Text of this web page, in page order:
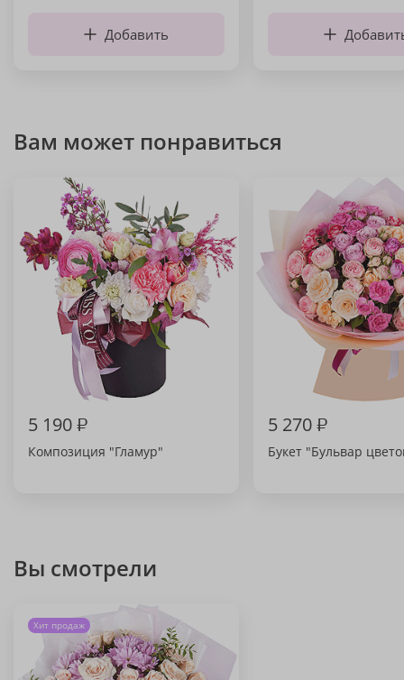
Добавить
Вам может понравиться
5 190₽
Композиция "Гламур"
5 270₽
Букет "Бульвар
Вы смотрели
Хит продаж